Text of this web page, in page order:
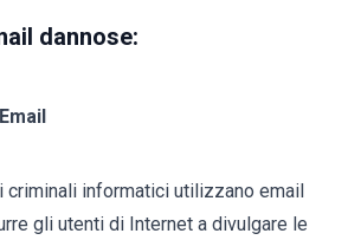
dannose:
criminali informatici utilizzano email
gli utenti di Internet a divulgare le